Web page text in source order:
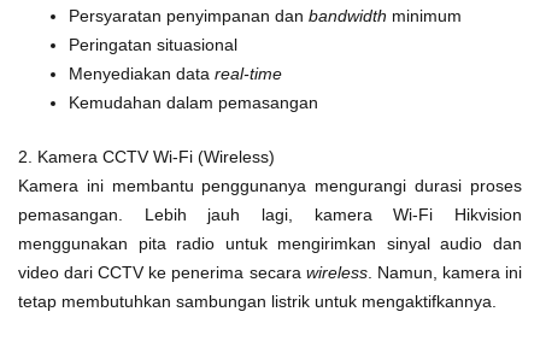
Persyaratan penyimpanan dan bandwidth minimum
Peringatan situasional
Menyediakan data real-time
Kemudahan dalam pemasangan
2. Kamera CCTV Wi-Fi (Wireless)
Kamera ini membantu penggunanya mengurangi durasi proses
pemasangan. Lebih jauh lagi, kamera Wi-Fi Hikvision
menggunakan pita radio untuk mengirimkan sinyal audio dan
video dari CCTV ke penerima secara wireless. Namun, kamera ini
tetap membutuhkan sambungan listrik untuk mengaktifkannya.